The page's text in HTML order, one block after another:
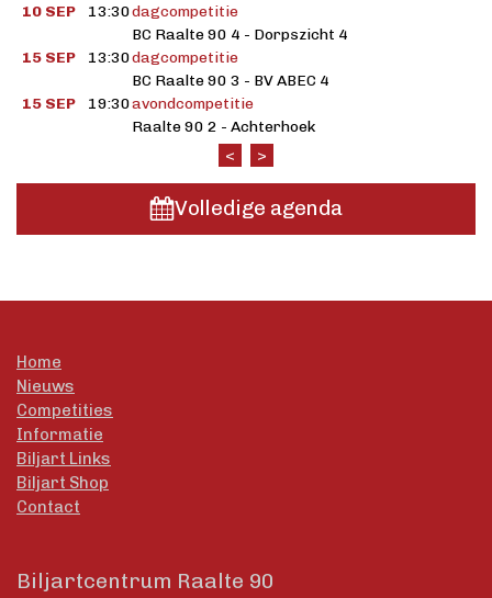
10 SEP
13:30dagcompetitie
BC Raalte 90 4 - Dorpszicht 4
15 SEP
13:30dagcompetitie
BC Raalte 90 3 - BV ABEC 4
15 SEP
19:30avondcompetitie
Raalte 90 2 - Achterhoek
<
>
Volledige agenda
Home
Nieuws
Competities
Informatie
Biljart Links
Biljart Shop
Contact
Biljartcentrum Raalte 90